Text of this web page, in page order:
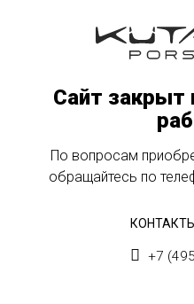
Сайт закрыт
По вопросам
обращайтесь по
+7